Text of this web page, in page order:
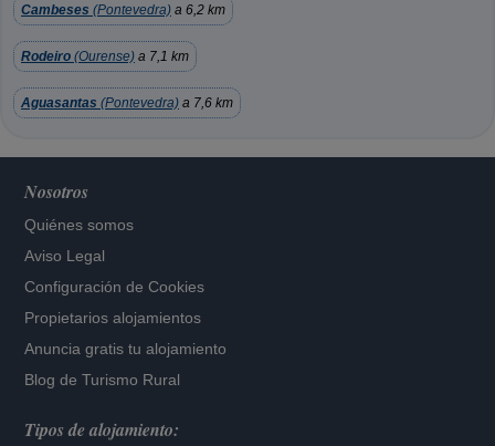
Cambeses (Pontevedra) a 6,2 km
Rodeiro (Ourense) a 7,1 km
Aguasantas (Pontevedra) a 7,6 km
Nosotros
Quiénes somos
Aviso Legal
Configuración de Cookies
Propietarios alojamientos
Anuncia gratis tu alojamiento
Blog de Turismo Rural
Tipos de alojamiento: